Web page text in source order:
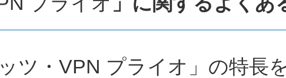
ッツ・VPN プライオ」の特長